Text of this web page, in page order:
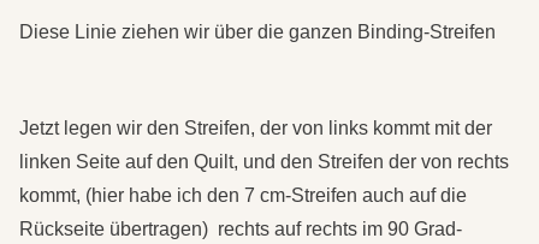
Diese Linie ziehen wir über die ganzen Binding-Streifen
Jetzt legen wir den Streifen, der von links kommt mit der
linken Seite auf den Quilt, und den Streifen der von rechts
kommt, (hier habe ich den 7 cm-Streifen auch auf die
Rückseite übertragen) rechts auf rechts im 90 Grad-